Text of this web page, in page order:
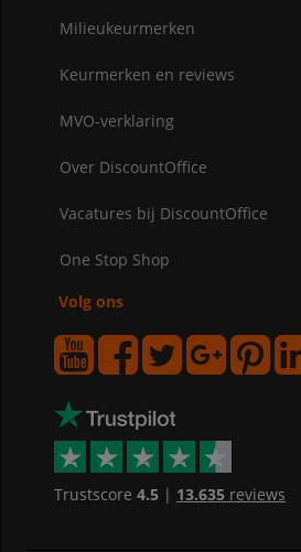
Milieukeurmerken
Keurmerken en reviews
MVO-verklaring
Over DiscountOffice
Vacatures bij DiscountOffice
One Stop Shop
Volg ons
Trustscore 4.5| 13.635reviews